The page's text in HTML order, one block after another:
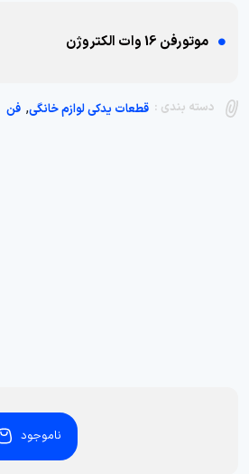
موتورفن 16 وات الکتروژن
دسته بندی : قطعات یدکی لوازم خانگی, فن
ناموجود